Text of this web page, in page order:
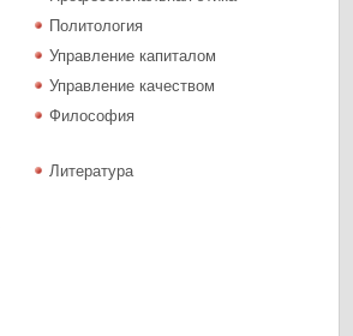
Политология
Управление капиталом
Управление качеством
Философия
Литература